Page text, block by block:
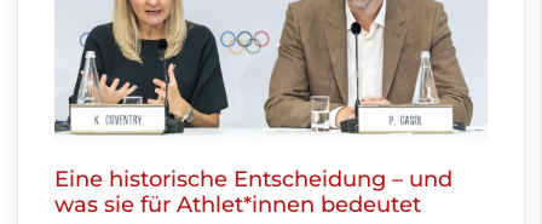
Eine historische Entscheidung – und
was sie für Athlet*innen bedeutet